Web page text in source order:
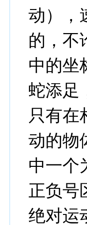
动），
的，不
中的坐
蛇添足
只有在
动的物
中一个
正负号
绝对运